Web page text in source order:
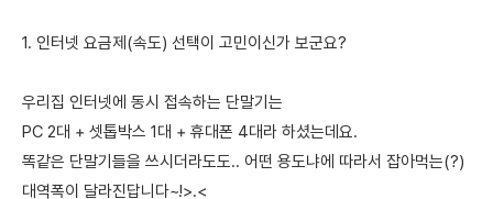
1. 인터넷 요금제(속도) 선택이 고민이신가 보군요?
우리집 인터넷에 동시 접속하는 단말기는
PC 2대 + 셋톱박스 1대 + 휴대폰 4대라 하셨는데요.
똑같은 단말기들을 쓰시더라도도.. 어떤 용도냐에 따라서 잡아먹는(?)
대역폭이 달라진답니다~!>.<